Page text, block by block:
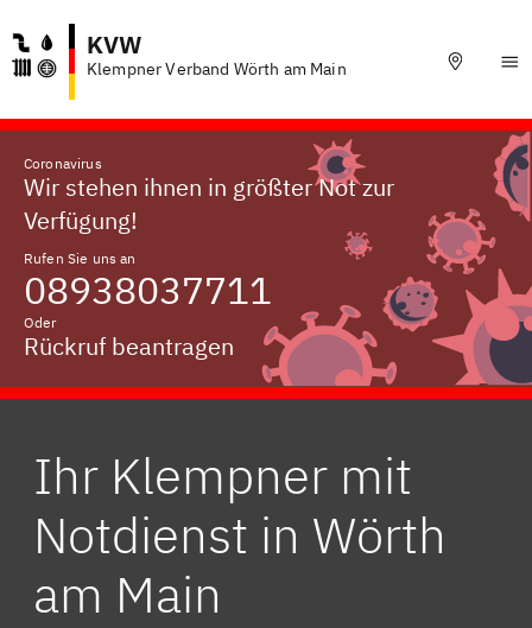
KVW
Klempner Verband Wörth am Main
Coronavirus
Wir stehen ihnen in größter Not zur
Verfügung!
Rufen Sie uns an
08938037711
Oder
Rückruf beantragen
Ihr Klempner mit
Notdienst in Wörth
am Main